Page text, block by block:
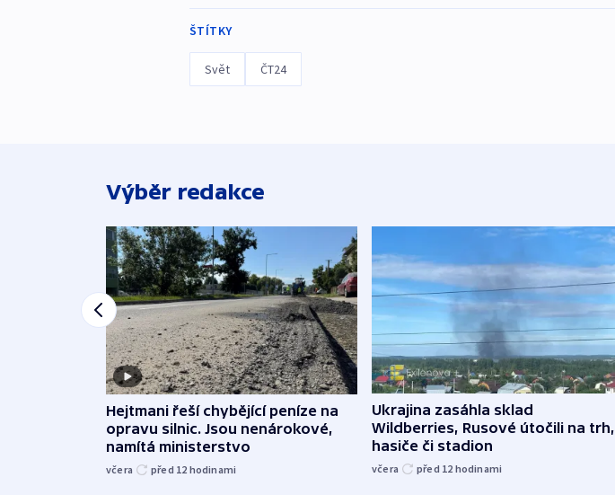
ŠTÍTKY
Svět ČT24
Výběr redakce
Hejtmani řeší chybějící peníze na
opravu silnic. Jsou nenárokové,
namítá ministerstvo
včera před 12 hodinami
Ukrajina zasáhla sklad
Wildberries, Rusové útočili na trh,
hasiče či stadion
včera před 12 hodinami